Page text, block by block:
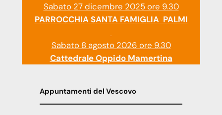
Sabato 27 dicembre 2025 ore 9.30
PARROCCHIA SANTA FAMIGLIA PALMI
Sabato 8 agosto 2026 ore 9.30
Cattedrale Oppido Mamertina
Appuntamenti del Vescovo